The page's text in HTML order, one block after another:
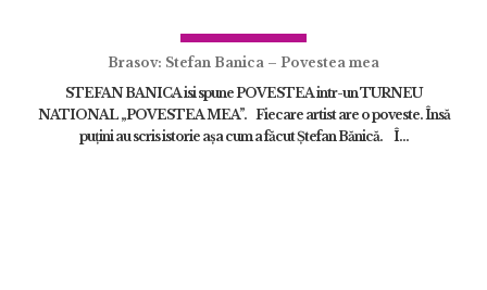
Brasov: Stefan Banica – Povestea mea
STEFAN BANICA isi spune POVESTEA intr-un TURNEU
NATIONAL „POVESTEA MEA”. Fiecare artist are o poveste. Însă
puțini au scris istorie așa cum a făcut Ștefan Bănică. Î...